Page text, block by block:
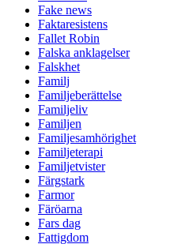
Fake news
Faktaresistens
Fallet Robin
Falska anklagelser
Falskhet
Familj
Familjeberättelse
Familjeliv
Familjen
Familjesamhörighet
Familjeterapi
Familjetvister
Färgstark
Farmor
Färöarna
Fars dag
Fattigdom